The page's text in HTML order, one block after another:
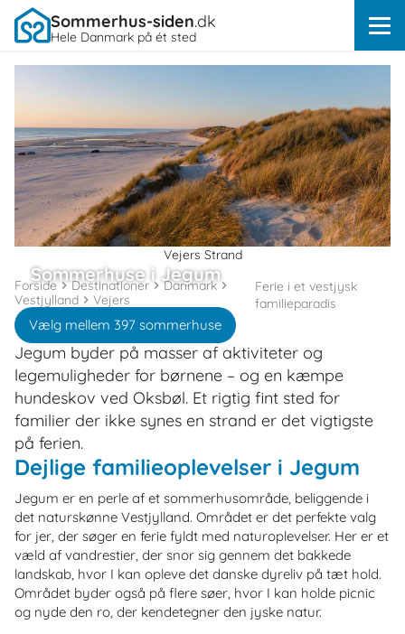
Sommerhus-siden.dk
Hele Danmark på ét sted
Vejers Strand
Sommerhuse i Jegum
Vælg mellem 397 sommerhuse
Forside Destinationer
Danmark
Vestjylland
Vejers
Ferie i et vestjysk
familieparadis
Jegum byder på masser af aktiviteter og
legemuligheder for børnene – og en kæmpe
hundeskov ved Oksbøl. Et rigtig fint sted for
familier der ikke synes en strand er det vigtigste
på ferien.
Dejlige familieoplevelser i Jegum
Jegum er en perle af et sommerhusområde, beliggende i
det naturskønne Vestjylland. Området er det perfekte valg
for jer, der søger en ferie fyldt med naturoplevelser. Her er et
væld af vandrestier, der snor sig gennem det bakkede
landskab, hvor I kan opleve det danske dyreliv på tæt hold.
Området byder også på flere søer, hvor I kan holde picnic
og nyde den ro, der kendetegner den jyske natur.